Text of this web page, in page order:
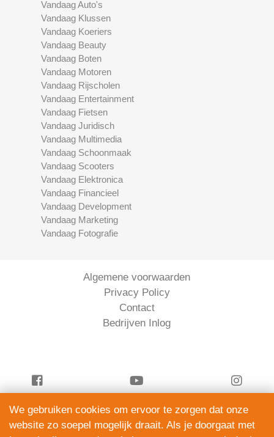
Vandaag Auto's
Vandaag Klussen
Vandaag Koeriers
Vandaag Beauty
Vandaag Boten
Vandaag Motoren
Vandaag Rijscholen
Vandaag Entertainment
Vandaag Fietsen
Vandaag Juridisch
Vandaag Multimedia
Vandaag Schoonmaak
Vandaag Scooters
Vandaag Elektronica
Vandaag Financieel
Vandaag Development
Vandaag Marketing
Vandaag Fotografie
Algemene voorwaarden
Privacy Policy
Contact
Bedrijven Inlog
Vandaag Financieel is onderdeel van
We gebruiken cookies om ervoor te zorgen dat onze
website zo soepel mogelijk draait. Als je doorgaat met